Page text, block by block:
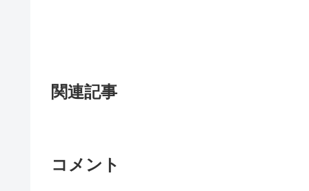
関連記事
コメント